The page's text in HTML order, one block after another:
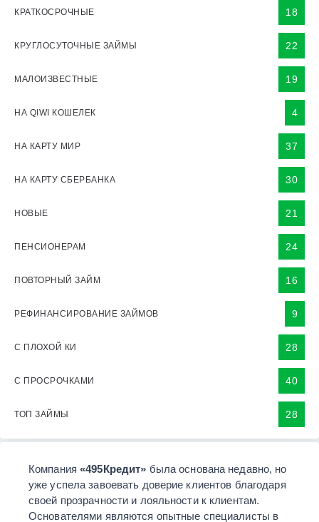
КРАТКОСРОЧНЫЕ 18
КРУГЛОСУТОЧНЫЕ ЗАЙМЫ 22
МАЛОИЗВЕСТНЫЕ 19
НА QIWI КОШЕЛЕК 4
НА КАРТУ МИР 37
НА КАРТУ СБЕРБАНКА 30
НОВЫЕ 21
ПЕНСИОНЕРАМ 24
ПОВТОРНЫЙ ЗАЙМ 16
РЕФИНАНСИРОВАНИЕ ЗАЙМОВ 9
С ПЛОХОЙ КИ 28
С ПРОСРОЧКАМИ 40
ТОП ЗАЙМЫ 28
Компания«495Кредит» была основана недавно, но
уже успела завоевать доверие клиентов благодаря
своей прозрачности и лояльности к клиентам.
Основателями являются опытные специалисты в